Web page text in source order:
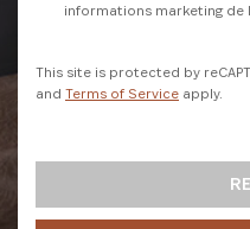
informations marketing de
This site is protected by
and Terms of Service apply.